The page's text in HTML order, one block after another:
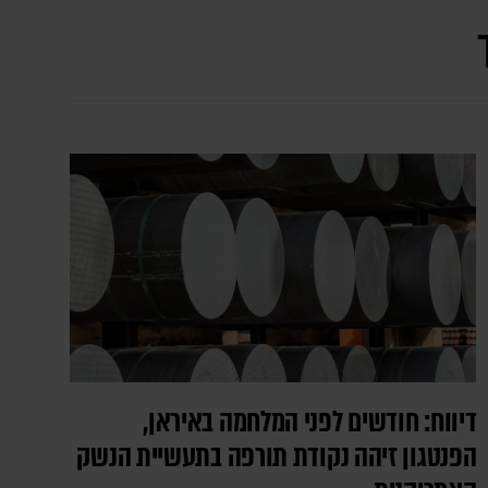
דיווח: חודשים לפני המלחמה באיראן,
הפנטגון זיהה נקודת תורפה בתעשיית הנשק